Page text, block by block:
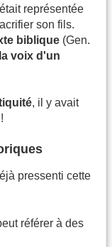
représentée
son fils.
biblique (Gen.
la voix d'un
, il y avait
pressenti cette
référer à des